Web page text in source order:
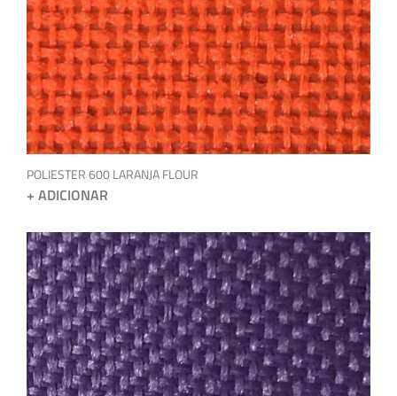
POLIESTER 600 LARANJA FLOUR
+ ADICIONAR